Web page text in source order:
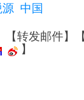
中国
【转发邮件】
】